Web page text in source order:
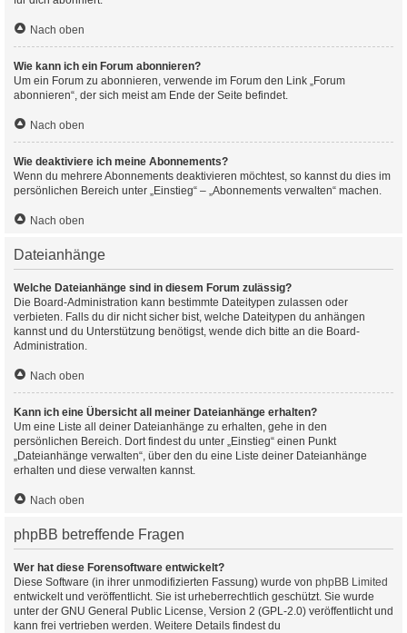
Nach oben
Wie kann ich ein Forum abonnieren?
Um ein Forum zu abonnieren, verwende im Forum den Link „Forum
abonnieren“, der sich meist am Ende der Seite befindet.
Nach oben
Wie deaktiviere ich meine Abonnements?
Wenn du mehrere Abonnements deaktivieren möchtest, so kannst du dies im
persönlichen Bereich unter „Einstieg“ – „Abonnements verwalten“ machen.
Nach oben
Dateianhänge
Welche Dateianhänge sind in diesem Forum zulässig?
Die Board-Administration kann bestimmte Dateitypen zulassen oder
verbieten. Falls du dir nicht sicher bist, welche Dateitypen du anhängen
kannst und du Unterstützung benötigst, wende dich bitte an die Board-
Administration.
Nach oben
Kann ich eine Übersicht all meiner Dateianhänge erhalten?
Um eine Liste all deiner Dateianhänge zu erhalten, gehe in den
persönlichen Bereich. Dort findest du unter „Einstieg“ einen Punkt
„Dateianhänge verwalten“, über den du eine Liste deiner Dateianhänge
erhalten und diese verwalten kannst.
Nach oben
phpBB betreffende Fragen
Wer hat diese Forensoftware entwickelt?
Diese Software (in ihrer unmodifizierten Fassung) wurde von phpBB Limited
entwickelt und veröffentlicht. Sie ist urheberrechtlich geschützt. Sie wurde
unter der GNU General Public License, Version 2 (GPL-2.0) veröffentlicht und
kann frei vertrieben werden. Weitere Details findest du